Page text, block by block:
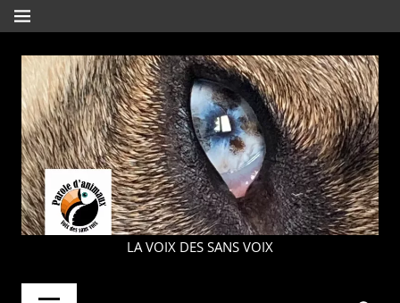
Aller
au
contenu
MENU
PAROLE
LA VOIX DES SANS VOIX